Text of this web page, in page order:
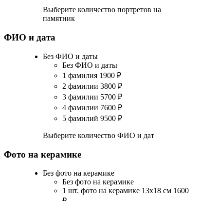
Выберите количество портретов на
памятник
ФИО и дата
Без ФИО и даты
Без ФИО и даты
1 фамилия 1900 ₽
2 фамилии 3800 ₽
3 фамилии 5700 ₽
4 фамилии 7600 ₽
5 фамилий 9500 ₽
Выберите количество ФИО и дат
Фото на керамике
Без фото на керамике
Без фото на керамике
1 шт. фото на керамике 13х18 см 1600